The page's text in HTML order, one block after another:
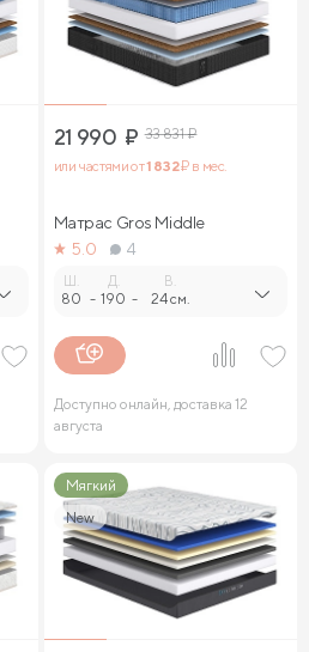
21 990 ₽ 33 831₽
или частями от1 832₽ в мес.
Матрас Gros Middle
5.0
4
Ш.
80 -
Д.
190 -
В.
24 см.
Доступно онлайн, доставка 12
августа
Мягкий
New